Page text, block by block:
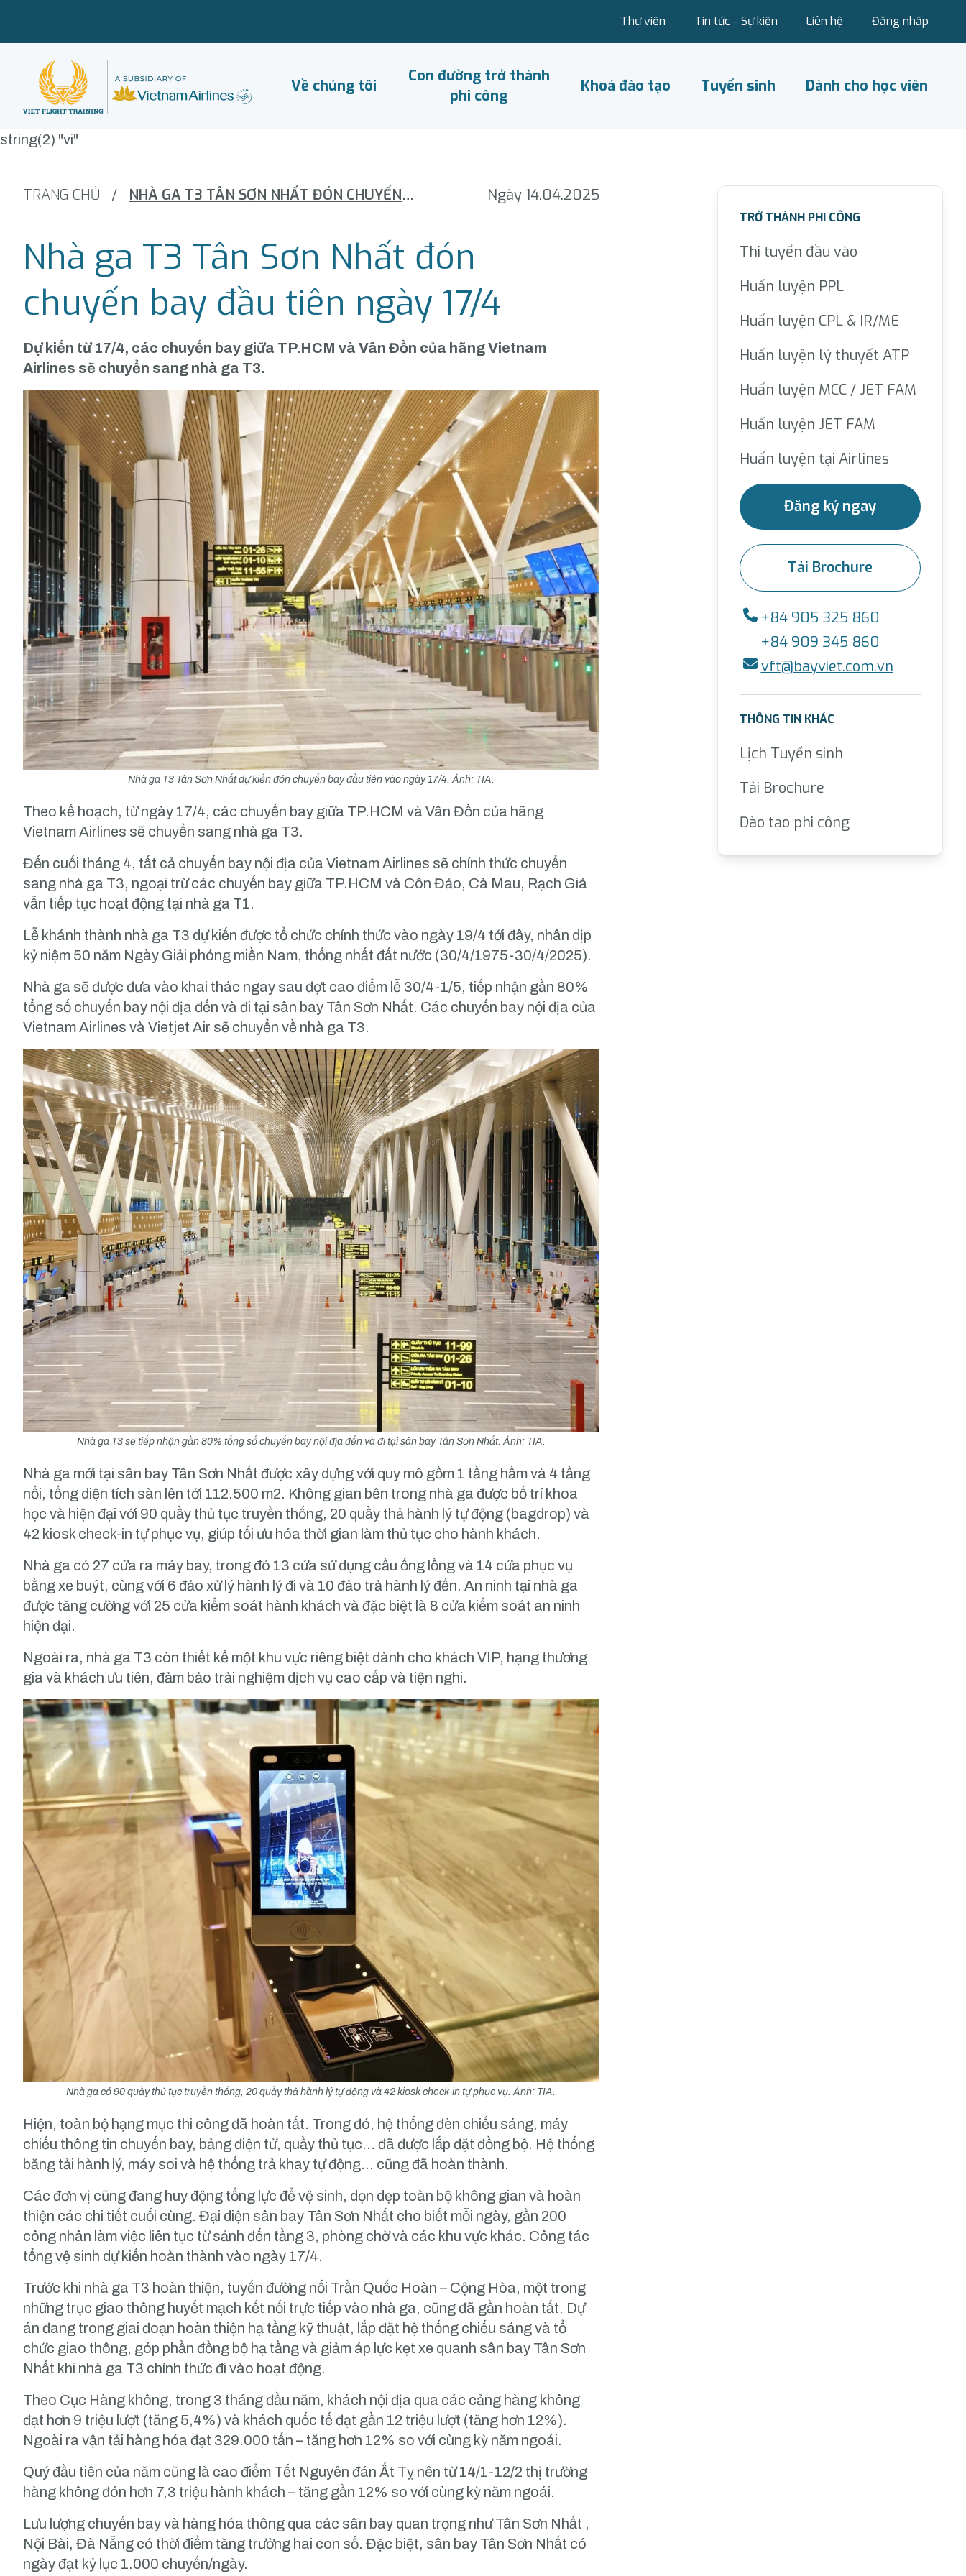
Thư viện Tin tức - Sự kiện Liên hệ Đăng nhập
Về chúng tôi
Con đường trở thành
phi công
Khoá đào tạo Tuyển sinh Dành cho học viên
string(2) "vi"
TRANG CHỦ / NHÀ GA T3 TÂN SƠN NHẤT ĐÓN CHUYẾN BAY ĐẦU TIÊN NGÀY 17/4 Ngày 14.04.2025
Nhà ga T3 Tân Sơn Nhất đón
chuyến bay đầu tiên ngày 17/4
Dự kiến từ 17/4, các chuyến bay giữa TP.HCM và Vân Đồn của hãng Vietnam
Airlines sẽ chuyển sang nhà ga T3.
Nhà ga T3 Tân Sơn Nhất dự kiến đón chuyến bay đầu tiên vào ngày 17/4. Ảnh: TIA.
Theo kế hoạch, từ ngày 17/4, các chuyến bay giữa TP.HCM và Vân Đồn của hãng
Vietnam Airlines sẽ chuyển sang nhà ga T3.
Đến cuối tháng 4, tất cả chuyến bay nội địa của Vietnam Airlines sẽ chính thức chuyển
sang nhà ga T3, ngoại trừ các chuyến bay giữa TP.HCM và Côn Đảo, Cà Mau, Rạch Giá
vẫn tiếp tục hoạt động tại nhà ga T1.
Lễ khánh thành nhà ga T3 dự kiến được tổ chức chính thức vào ngày 19/4 tới đây, nhân dịp
kỷ niệm 50 năm Ngày Giải phóng miền Nam, thống nhất đất nước (30/4/1975-30/4/2025).
Nhà ga sẽ được đưa vào khai thác ngay sau đợt cao điểm lễ 30/4-1/5, tiếp nhận gần 80%
tổng số chuyến bay nội địa đến và đi tại sân bay Tân Sơn Nhất. Các chuyến bay nội địa của
Vietnam Airlines và Vietjet Air sẽ chuyển về nhà ga T3.
Nhà ga T3 sẽ tiếp nhận gần 80% tổng số chuyến bay nội địa đến và đi tại sân bay Tân Sơn Nhất. Ảnh: TIA.
Nhà ga mới tại sân bay Tân Sơn Nhất được xây dựng với quy mô gồm 1 tầng hầm và 4 tầng
nổi, tổng diện tích sàn lên tới 112.500 m2. Không gian bên trong nhà ga được bố trí khoa
học và hiện đại với 90 quầy thủ tục truyền thống, 20 quầy thả hành lý tự động (bagdrop) và
42 kiosk check-in tự phục vụ, giúp tối ưu hóa thời gian làm thủ tục cho hành khách.
Nhà ga có 27 cửa ra máy bay, trong đó 13 cửa sử dụng cầu ống lồng và 14 cửa phục vụ
bằng xe buýt, cùng với 6 đảo xử lý hành lý đi và 10 đảo trả hành lý đến. An ninh tại nhà ga
được tăng cường với 25 cửa kiểm soát hành khách và đặc biệt là 8 cửa kiểm soát an ninh
hiện đại.
Ngoài ra, nhà ga T3 còn thiết kế một khu vực riêng biệt dành cho khách VIP, hạng thương
gia và khách ưu tiên, đảm bảo trải nghiệm dịch vụ cao cấp và tiện nghi.
Nhà ga có 90 quầy thủ tục truyền thống, 20 quầy thả hành lý tự động và 42 kiosk check-in tự phục vụ. Ảnh: TIA.
Hiện, toàn bộ hạng mục thi công đã hoàn tất. Trong đó, hệ thống đèn chiếu sáng, máy
chiếu thông tin chuyến bay, bảng điện tử, quầy thủ tục… đã được lắp đặt đồng bộ. Hệ thống
băng tải hành lý, máy soi và hệ thống trả khay tự động… cũng đã hoàn thành.
Các đơn vị cũng đang huy động tổng lực để vệ sinh, dọn dẹp toàn bộ không gian và hoàn
thiện các chi tiết cuối cùng. Đại diện sân bay Tân Sơn Nhất cho biết mỗi ngày, gần 200
công nhân làm việc liên tục từ sảnh đến tầng 3, phòng chờ và các khu vực khác. Công tác
tổng vệ sinh dự kiến hoàn thành vào ngày 17/4.
Trước khi nhà ga T3 hoàn thiện, tuyến đường nối Trần Quốc Hoàn – Cộng Hòa, một trong
những trục giao thông huyết mạch kết nối trực tiếp vào nhà ga, cũng đã gần hoàn tất. Dự
án đang trong giai đoạn hoàn thiện hạ tầng kỹ thuật, lắp đặt hệ thống chiếu sáng và tổ
chức giao thông, góp phần đồng bộ hạ tầng và giảm áp lực kẹt xe quanh sân bay Tân Sơn
Nhất khi nhà ga T3 chính thức đi vào hoạt động.
Theo Cục Hàng không, trong 3 tháng đầu năm, khách nội địa qua các cảng hàng không
đạt hơn 9 triệu lượt (tăng 5,4%) và khách quốc tế đạt gần 12 triệu lượt (tăng hơn 12%).
Ngoài ra vận tải hàng hóa đạt 329.000 tấn – tăng hơn 12% so với cùng kỳ năm ngoái.
Quý đầu tiên của năm cũng là cao điểm Tết Nguyên đán Ất Tỵ nên từ 14/1-12/2 thị trường
hàng không đón hơn 7,3 triệu hành khách – tăng gần 12% so với cùng kỳ năm ngoái.
Lưu lượng chuyến bay và hàng hóa thông qua các sân bay quan trọng như Tân Sơn Nhất ,
Nội Bài, Đà Nẵng có thời điểm tăng trưởng hai con số. Đặc biệt, sân bay Tân Sơn Nhất có
ngày đạt kỷ lục 1.000 chuyến/ngày.
TRỞ THÀNH PHI CÔNG
Thi tuyển đầu vào
Huấn luyện PPL
Huấn luyện CPL & IR/ME
Huấn luyện lý thuyết ATP
Huấn luyện MCC / JET FAM
Huấn luyện JET FAM
Huấn luyện tại Airlines
Đăng ký ngay
Tải Brochure
+84 905 325 860
+84 909 345 860
vft@bayviet.com.vn
THÔNG TIN KHÁC
Lịch Tuyển sinh
Tải Brochure
Đào tạo phi công